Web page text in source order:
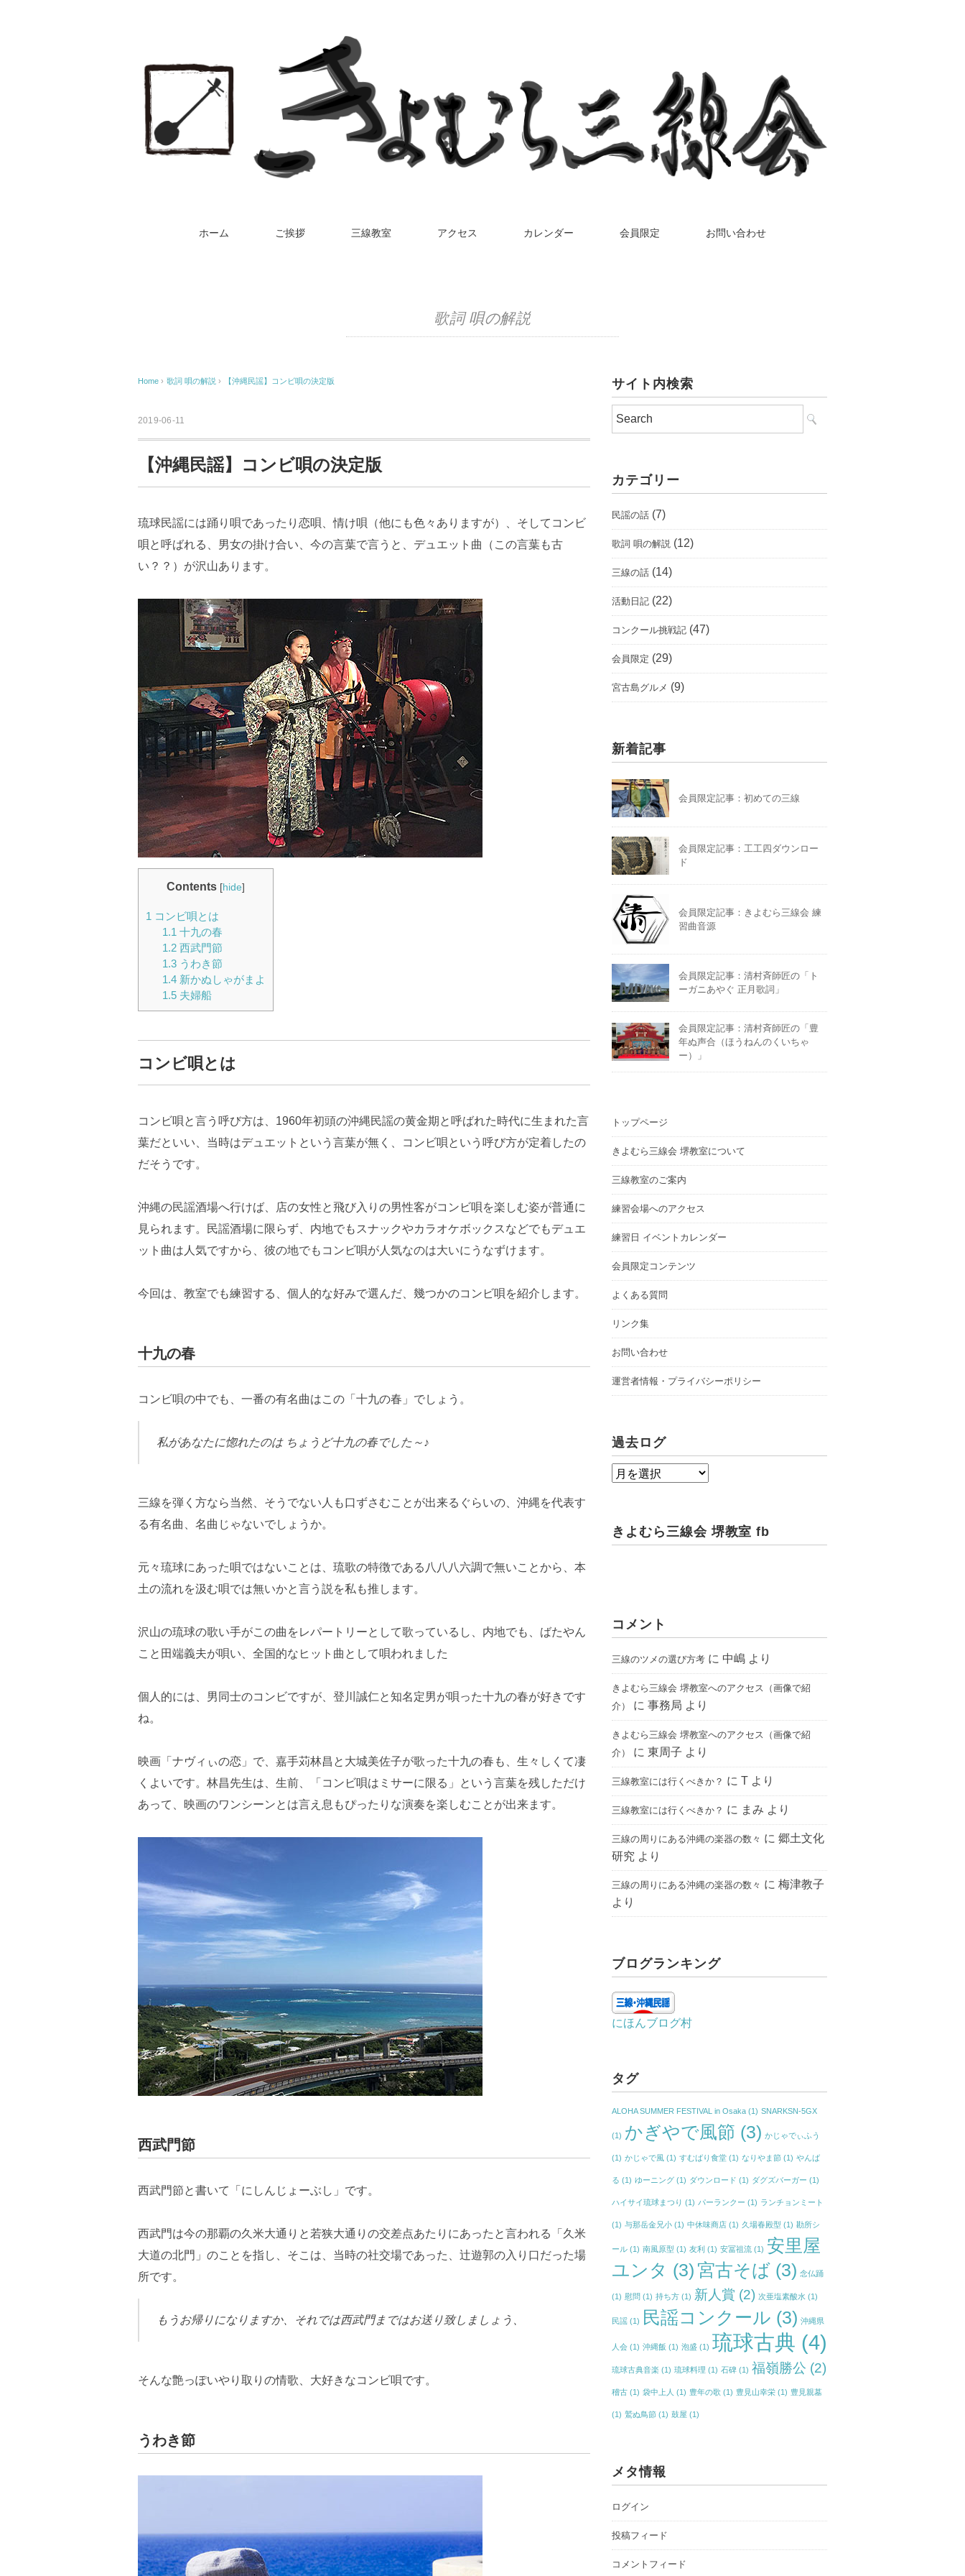
ホーム ご挨拶 三線教室 アクセス カレンダー 会員限定 お問い合わせ
歌詞 唄の解説
Home › 歌詞 唄の解説 › 【沖縄民謡】コンビ唄の決定版
2019-06-11
【沖縄民謡】コンビ唄の決定版
琉球民謡には踊り唄であったり恋唄、情け唄（他にも色々ありますが）、そしてコンビ
唄と呼ばれる、男女の掛け合い、今の言葉で言うと、デュエット曲（この言葉も古
い？？）が沢山あります。
Contents [hide]
1 コンビ唄とは
1.1 十九の春
1.2西武門節
1.3うわき節
1.4新かぬしゃがまよ
1.5夫婦船
コンビ唄とは
コンビ唄と言う呼び方は、1960年初頭の沖縄民謡の黄金期と呼ばれた時代に生まれた言
葉だといい、当時はデュエットという言葉が無く、コンビ唄という呼び方が定着したの
だそうです。
沖縄の民謡酒場へ行けば、店の女性と飛び入りの男性客がコンビ唄を楽しむ姿が普通に
見られます。民謡酒場に限らず、内地でもスナックやカラオケボックスなどでもデュエ
ット曲は人気ですから、彼の地でもコンビ唄が人気なのは大いにうなずけます。
今回は、教室でも練習する、個人的な好みで選んだ、幾つかのコンビ唄を紹介します。
十九の春
コンビ唄の中でも、一番の有名曲はこの「十九の春」でしょう。
私があなたに惚れたのは ちょうど十九の春でした～♪
三線を弾く方なら当然、そうでない人も口ずさむことが出来るぐらいの、沖縄を代表す
る有名曲、名曲じゃないでしょうか。
元々琉球にあった唄ではないことは、琉歌の特徴である八八八六調で無いことから、本
土の流れを汲む唄では無いかと言う説を私も推します。
沢山の琉球の歌い手がこの曲をレパートリーとして歌っているし、内地でも、ばたやん
こと田端義夫が唄い、全国的なヒット曲として唄われました
個人的には、男同士のコンビですが、登川誠仁と知名定男が唄った十九の春が好きです
ね。
映画「ナヴィぃの恋」で、嘉手苅林昌と大城美佐子が歌った十九の春も、生々しくて凄
くよいです。林昌先生は、生前、「コンビ唄はミサーに限る」という言葉を残しただけ
あって、映画のワンシーンとは言え息もぴったりな演奏を楽しむことが出来ます。
西武門節
西武門節と書いて「にしんじょーぶし」です。
西武門は今の那覇の久米大通りと若狭大通りの交差点あたりにあったと言われる「久米
大道の北門」のことを指し、そこは、当時の社交場であった、辻遊郭の入り口だった場
所です。
もうお帰りになりますか、それでは西武門まではお送り致しましょう、
そんな艶っぽいやり取りの情歌、大好きなコンビ唄です。
うわき節
サイト内検索
カテゴリー
民謡の話 (7)
歌詞 唄の解説 (12)
三線の話 (14)
活動日記 (22)
コンクール挑戦記 (47)
会員限定 (29)
宮古島グルメ (9)
新着記事
会員限定記事：初めての三線
会員限定記事：工工四ダウンロー
ド
会員限定記事：きよむら三線会 練
習曲音源
会員限定記事：清村斉師匠の「ト
ーガニあやぐ 正月歌詞」
会員限定記事：清村斉師匠の「豊
年ぬ声合（ほうねんのくいちゃ
ー）」
トップページ
きよむら三線会 堺教室について
三線教室のご案内
練習会場へのアクセス
練習日 イベントカレンダー
会員限定コンテンツ
よくある質問
リンク集
お問い合わせ
運営者情報・プライバシーポリシー
過去ログ
過
グ
きよむら三線会 堺教室 fb
コメント
三線のツメの選び方考 に 中嶋 より
きよむら三線会 堺教室へのアクセス（画像で紹
介）
に事務局 より
きよむら三線会 堺教室へのアクセス（画像で紹
介）
に東周子 より
三線教室には行くべきか？ にT より
三線教室には行くべきか？ に まみ より
三線の周りにある沖縄の楽器の数々 に郷土文化
研究 より
三線の周りにある沖縄の楽器の数々 に梅津教子
より
ブログランキング
にほんブログ村
タグ
ALOHA SUMMER FESTIVAL in Osaka (1) SNARKSN-5GX
(1) かぎやで風節 (3) かじゃでぃふう
(1) かじゃで風 (1) すむばり食堂 (1) なりやま節 (1) やんば
る (1) ゆーニング (1) ダウンロード (1) ダグズバーガー (1)
ハイサイ琉球まつり (1) パーランクー (1) ランチョンミート
(1) 与那岳金兄小 (1) 中休味商店 (1) 久場春殿型 (1) 勘所シ
ール (1) 南風原型 (1) 友利 (1) 安冨祖流 (1) 安里屋
ユンタ (3) 宮古そば (3) 念仏踊
(1) 慰問 (1) 持ち方 (1) 新人賞 (2) 次亜塩素酸水 (1)
民謡 (1) 民謡コンクール (3) 沖縄県
人会 (1) 沖縄飯 (1) 泡盛 (1) 琉球古典 (4)
琉球古典音楽 (1) 琉球料理 (1) 石碑 (1) 福嶺勝公 (2)
稽古 (1) 袋中上人 (1) 豊年の歌 (1) 豊見山幸栄 (1) 豊見親墓
(1) 鷲ぬ鳥節 (1) 鼓屋 (1)
メタ情報
ログイン
投稿フィード
コメントフィード